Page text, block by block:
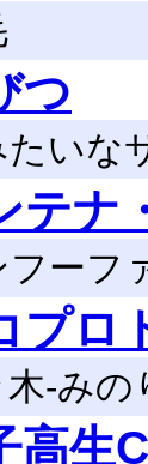
つ
たいな
テナ
フーフ
プロ
木-みの
高生